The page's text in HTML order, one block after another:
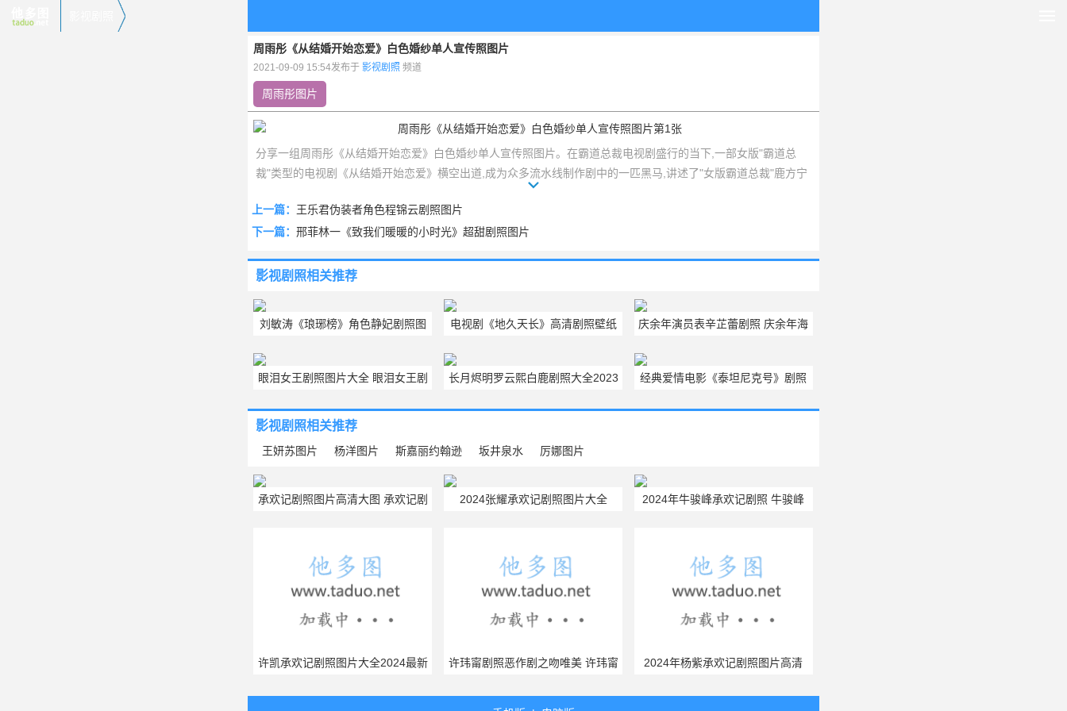
周雨彤《从结婚开始恋爱》白色婚纱单人宣传照图片
2021-09-09 15:54发布于影视剧照 频道
周雨彤图片
分享一组周雨彤《从结婚开始恋爱》白色婚纱单人宣传照图片。在霸道总裁电视剧盛行的当下,一部女版"霸道总
裁"类型的电视剧《从结婚开始恋爱》横空出道,成为众多流水线制作剧中的一匹黑马,讲述了"女版霸道总裁"鹿方宁
与温柔外科医生凌睿因为契约结婚,婚后相爱的爱情故事.了解更多周雨彤图片,周雨彤婚纱照相关的明星图片，就上
他多图www.taduo.net。
上一篇： 王乐君伪装者角色程锦云剧照图片
下一篇： 邢菲林一《致我们暖暖的小时光》超甜剧照图片
影视剧照相关推荐
刘敏涛《琅琊榜》角色静妃剧照图
电视剧《地久天长》高清剧照壁纸
庆余年演员表辛芷蕾剧照 庆余年海
眼泪女王剧照图片大全 眼泪女王剧
长月烬明罗云熙白鹿剧照大全2023
经典爱情电影《泰坦尼克号》剧照
影视剧照相关推荐
王妍苏图片 杨洋图片 斯嘉丽约翰逊 坂井泉水 厉娜图片
承欢记剧照图片高清大图 承欢记剧
2024张耀承欢记剧照图片大全
2024年牛骏峰承欢记剧照 牛骏峰
许凯承欢记剧照图片大全2024最新
许玮甯剧照恶作剧之吻唯美 许玮甯
2024年杨紫承欢记剧照图片高清